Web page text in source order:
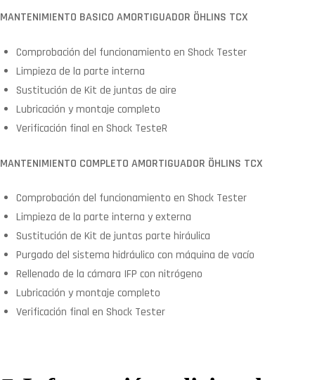
MANTENIMIENTO BASICO AMORTIGUADOR ÖHLINS TCX
Comprobación del funcionamiento en Shock Tester
Limpieza de la parte interna
Sustitución de Kit de juntas de aire
Lubricación y montaje completo
Verificación final en Shock TesteR
MANTENIMIENTO COMPLETO AMORTIGUADOR ÖHLINS TCX
Comprobación del funcionamiento en Shock Tester
Limpieza de la parte interna y externa
Sustitución de Kit de juntas parte hiráulica
Purgado del sistema hidráulico con máquina de vacío
Rellenado de la cámara IFP con nitrógeno
Lubricación y montaje completo
Verificación final en Shock Tester